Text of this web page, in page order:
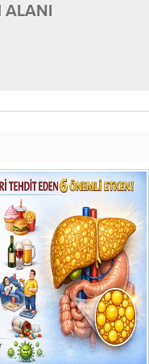
ALANI